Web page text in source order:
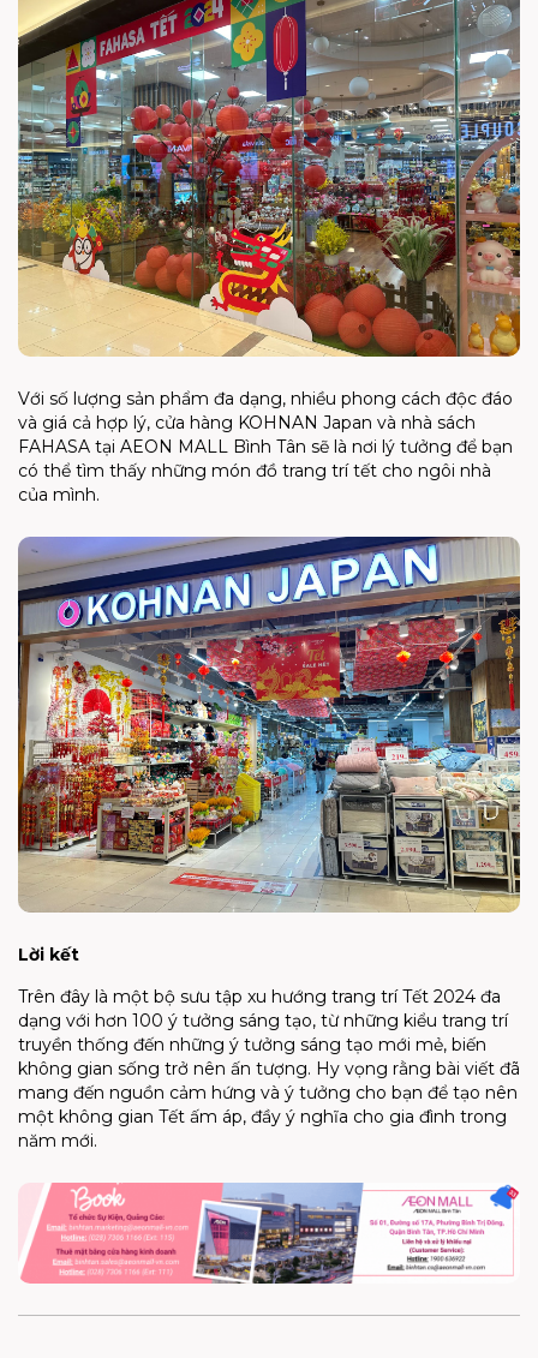
Với số lượng sản phẩm đa dạng, nhiều phong cách độc đáo
và giá cả hợp lý, cửa hàng KOHNAN Japan và nhà sách
FAHASA tại AEON MALL Bình Tân sẽ là nơi lý tưởng để bạn
có thể tìm thấy những món đồ trang trí tết cho ngôi nhà
của mình.
Lời kết
Trên đây là một bộ sưu tập xu hướng trang trí Tết 2024 đa
dạng với hơn 100 ý tưởng sáng tạo, từ những kiểu trang trí
truyền thống đến những ý tưởng sáng tạo mới mẻ, biến
không gian sống trở nên ấn tượng. Hy vọng rằng bài viết đã
mang đến nguồn cảm hứng và ý tưởng cho bạn để tạo nên
một không gian Tết ấm áp, đầy ý nghĩa cho gia đình trong
năm mới.